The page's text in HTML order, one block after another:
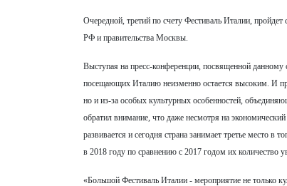
Очередной, третий по счету Фестиваль Италии,
РФ и правительства Москвы.
Выступая на пресс-конференции, посвященной
посещающих Италию неизменно остается высоким. И
но и из-за особых культурных особенностей,
обратил внимание, что даже несмотря на
развивается и сегодня страна занимает третье место
в 2018 году по сравнению с 2017 годом их количество
«Большой Фестиваль Италии - мероприятие не только